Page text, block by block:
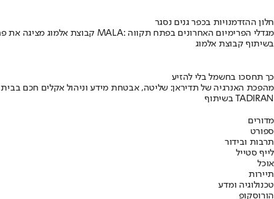
חלון ההזדמנויות בכפר גנים נסגר
קבוצת אלמוג מציגה את פרויקט MALA: מגדלי הפרימיום האחרונים בפתח תקווה
בשיתוף קבוצת אלמוג
כך תחסכו בחשמל בלי להזיע
מהפכת האנרגיה של תדיראן: שליטה, אבטחת מידע וניהול אקלים חכם בבית
בשיתוף TADIRAN
מדורים
ספורט
תרבות ובידור
לייף סטייל
אוכל
תיירות
טכנולוגיה ומדע
הורוסקופ